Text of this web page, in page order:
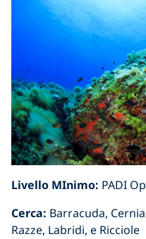
Livello MInimo: PADI
Cerca: Barracuda,
Razze, Labridi, e Ricciole